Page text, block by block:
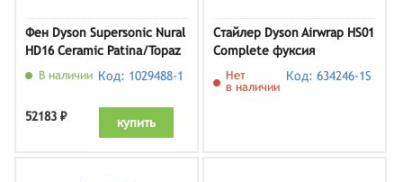
Фен Dyson Supersonic Nural
HD16 Ceramic Patina/Topaz
Orange, керамическая
патина/оранжевый топаз
В наличии Код: 1029488-1
52183 ₽ купить
Стайлер Dyson Airwrap HS01
Complete фуксия
Нет
в наличии
Код: 634246-1S